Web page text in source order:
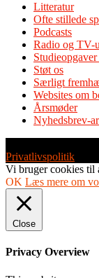
Litteratur
Ofte stillede
Podcasts
Radio og TV-
Støt os
Særligt
Websites om
Årsmøder
Nyhedsbrev-
Privatlivspolitik
Vi bruger cookies til
OK Læs mere om
Close
Privacy Overview